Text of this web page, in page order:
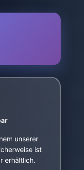
unserer
ist
erhältlich.